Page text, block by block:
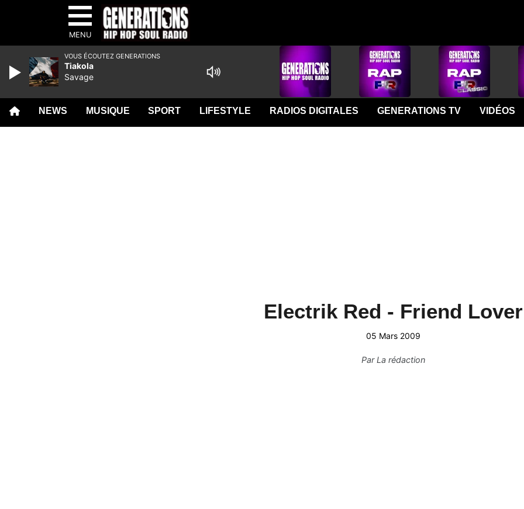
MENU
NEWS MUSIQUE SPORT LIFESTYLE RADIOS DIGITALES GENERATIONS TV VIDÉOS
Electrik Red - Friend Lover
05 Mars 2009
ParLa rédaction
VOUS ÉCOUTEZ GENERATIONS
Tiakola
Savage